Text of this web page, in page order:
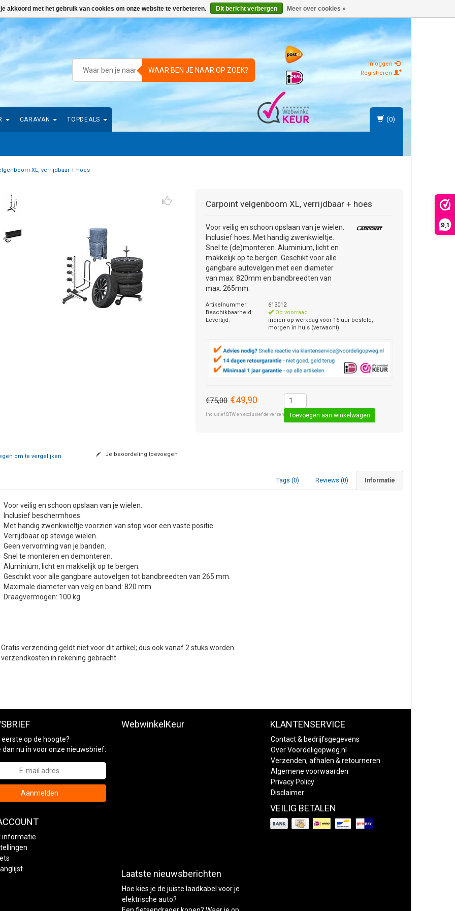
9,1
WAAR BEN JE NAAR OP ZOEK?
Inloggen
Registreren
CARAVAN TOPDEALS (0)
XL, verrijdbaar + hoes
Carpoint velgenboom XL, verrijdbaar + hoes
Voor veilig en schoon opslaan van je wielen.
Inclusief hoes. Met handig zwenkwieltje.
Snel te (de)monteren. Aluminium, licht en
makkelijk op te bergen. Geschikt voor alle
gangbare autovelgen met een diameter
van max. 820mm en bandbreedten van
max. 265mm.
Artikelnummer:
613012
Beschikbaarheid:
Op voorraad
Levertijd:
indien op werkdag vóór 16 uur besteld,
morgen in huis (verwacht)
€75,00 €49,90
Inclusief BTW en exclusief de verzendkosten € 8,50 (standaard pakket).
om te vergelijken Je beoordeling toevoegen
Informatie
Reviews (0)
Tags (0)
Voor veilig en schoon opslaan van je wielen.
Inclusief beschermhoes.
Met handig zwenkwieltje voorzien van stop voor een vaste positie.
Verrijdbaar op stevige wielen.
Geen vervorming van je banden.
Snel te monteren en demonteren.
Aluminium, licht en makkelijk op te bergen.
Geschikt voor alle gangbare autovelgen tot bandbreedten van 265 mm.
Maximale diameter van velg en band: 820 mm.
Draagvermogen: 100 kg.
Gratis verzending geldt niet voor dit artikel; dus ook vanaf 2 stuks worden
verzendkosten in rekening gebracht.
op de hoogte?
dan nu in voor onze nieuwsbrief:
Aanmelden
informatie
WebwinkelKeur
Laatste nieuwsberichten
Hoe kies je de juiste laadkabel voor je
elektrische auto?
KLANTENSERVICE
Contact & bedrijfsgegevens
Over Voordeligopweg.nl
Verzenden, afhalen & retourneren
Algemene voorwaarden
Privacy Policy
Disclaimer
VEILIG BETALEN
akkoord met het gebruik van cookies om onze website te verbeteren. Dit bericht verbergen Meer over cookies »